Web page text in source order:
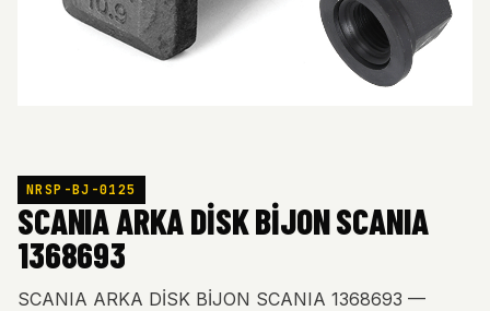
NRSP-BJ-0125
SCANIA ARKA DİSK BİJON SCANIA
1368693
SCANIA ARKA DİSK BİJON SCANIA 1368693 —